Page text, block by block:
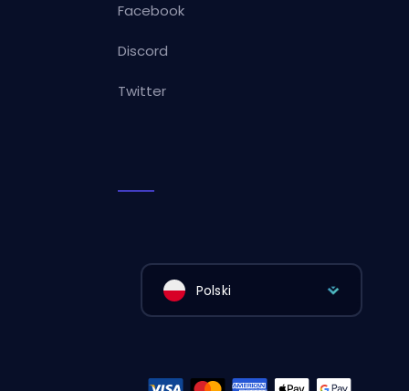
Facebook
Discord
Twitter
Polski